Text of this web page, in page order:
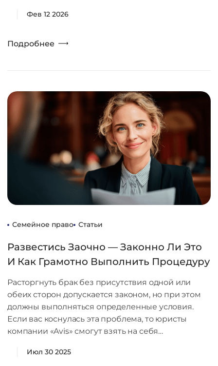
Фев 12 2026
Подробнее
Семейное право Статьи
Развестись Заочно — Законно Ли Это
И Как Грамотно Выполнить Процедуру
Расторгнуть брак без присутствия одной или
обеих сторон допускается законом, но при этом
должны выполняться определенные условия.
Если вас коснулась эта проблема, то юристы
компании «Avis» смогут взять на себя…
Июл 30 2025